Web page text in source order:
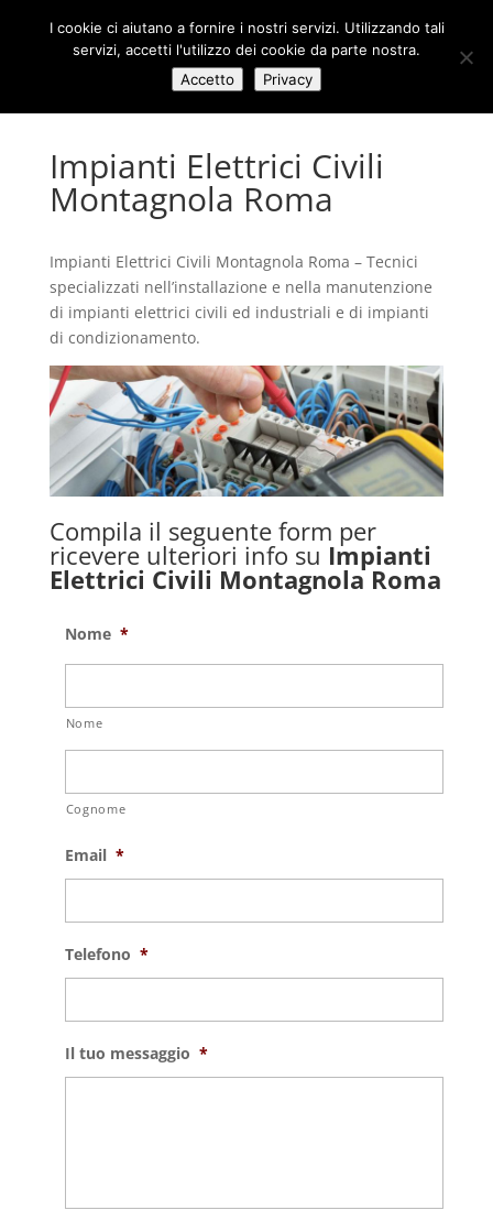
Impianti Elettrici Civili
Montagnola Roma
Impianti Elettrici Civili Montagnola Roma – Tecnici
specializzati nell’installazione e nella manutenzione
di impianti elettrici civili ed industriali e di impianti
di condizionamento.
Compila il seguente form per
ricevere ulteriori info su Impianti
Elettrici Civili Montagnola Roma
Nome *
Nome
Cognome
Email *
Telefono *
Il tuo messaggio *
I cookie ci aiutano a fornire i nostri servizi. Utilizzando tali
servizi, accetti l'utilizzo dei cookie da parte nostra.
Accetto
Privacy